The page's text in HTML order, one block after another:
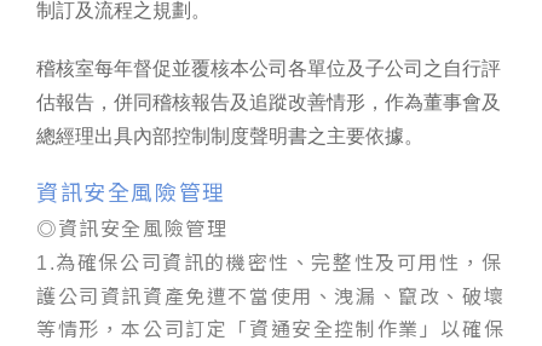
制訂及流程之規劃。
稽核室每年督促並覆核本公司各單位及子公司之自行評
估報告，併同稽核報告及追蹤改善情形，作為董事會及
總經理出具內部控制制度聲明書之主要依據。
資訊安全風險管理
◎資訊安全風險管理
1.為確保公司資訊的機密性、完整性及可用性，保
護公司資訊資產免遭不當使用、洩漏、竄改、破壞
等情形，本公司訂定「資通安全控制作業」以確保